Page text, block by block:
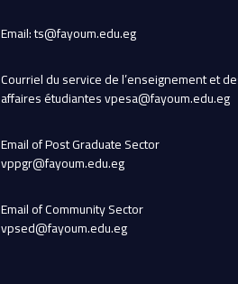
Email: ts@fayoum.edu.eg
Courriel du service de l’enseignement et
affaires étudiantes vpesa@fayoum.edu.eg
Email of Post Graduate Sector
vppgr@fayoum.edu.eg
Email of Community Sector
vpsed@fayoum.edu.eg